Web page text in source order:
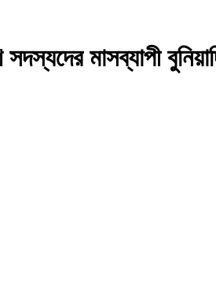
সদস্যদের মাসব্যাপী